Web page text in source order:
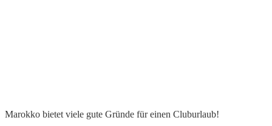
Marokko bietet viele gute Gründe für einen Cluburlaub!